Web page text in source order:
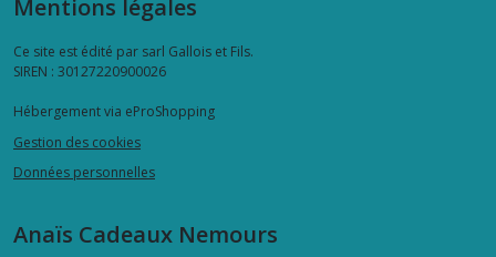
Mentions légales
Ce site est édité par sarl Gallois et Fils.
SIREN : 30127220900026
Hébergement via eProShopping
Gestion des cookies
Données personnelles
Anaïs Cadeaux Nemours